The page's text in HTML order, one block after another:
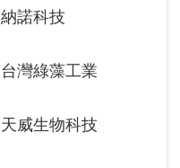
納諾科技
台灣綠藻工業
天威生物科技